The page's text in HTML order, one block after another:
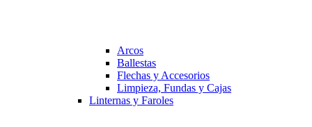
Arcos
Ballestas
Flechas y Accesorios
Limpieza, Fundas y Cajas
Linternas y Faroles